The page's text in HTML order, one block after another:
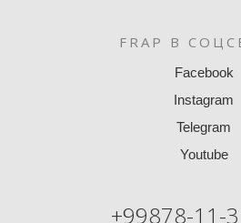
FRAP В
Facebook
Instagram
Telegram
Youtube
+99878-11-